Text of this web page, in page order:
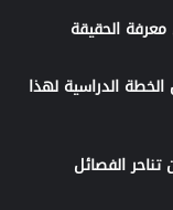
الحقيقة
الخطة الدراسية لهذا
الفصائل